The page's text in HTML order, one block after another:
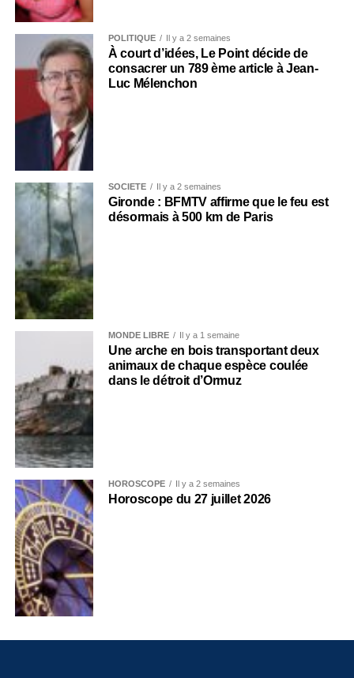
POLITIQUE Il y a 2 semaines
À court d’idées, Le Point décide de
consacrer un 789 ème article à Jean-
Luc Mélenchon
SOCIÉTÉ Il y a 2 semaines
Gironde : BFMTV affirme que le feu est
désormais à 500 km de Paris
MONDE LIBRE Il y a 1 semaine
Une arche en bois transportant deux
animaux de chaque espèce coulée
dans le détroit d’Ormuz
HOROSCOPE Il y a 2 semaines
Horoscope du 27 juillet 2026